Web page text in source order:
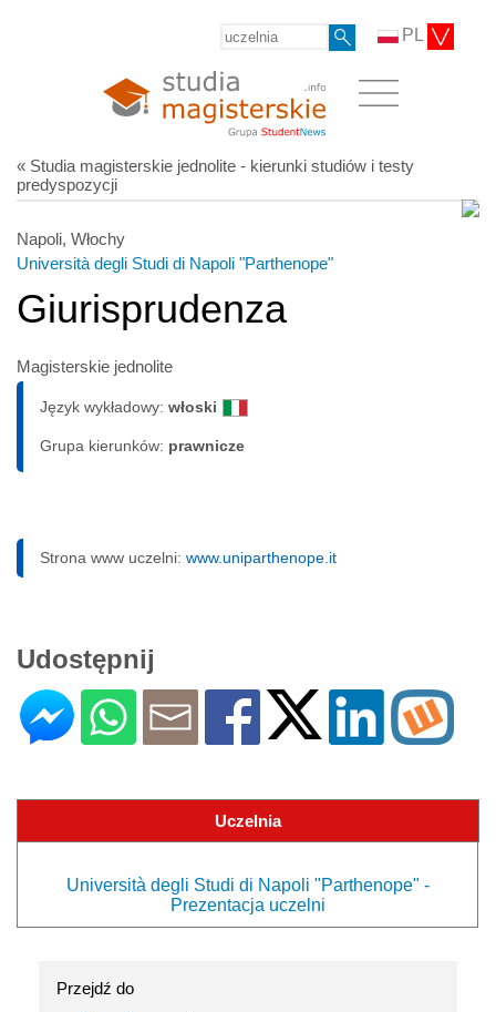
PL
« Studia magisterskie jednolite - kierunki studiów i testy
predyspozycji
Napoli, Włochy
Università degli Studi di Napoli "Parthenope"
Giurisprudenza
Magisterskie jednolite
Język wykładowy: włoski
Grupa kierunków: prawnicze
Strona www uczelni: www.uniparthenope.it
Udostępnij
Uczelnia
Università degli Studi di Napoli "Parthenope" -
Prezentacja uczelni
Przejdź do